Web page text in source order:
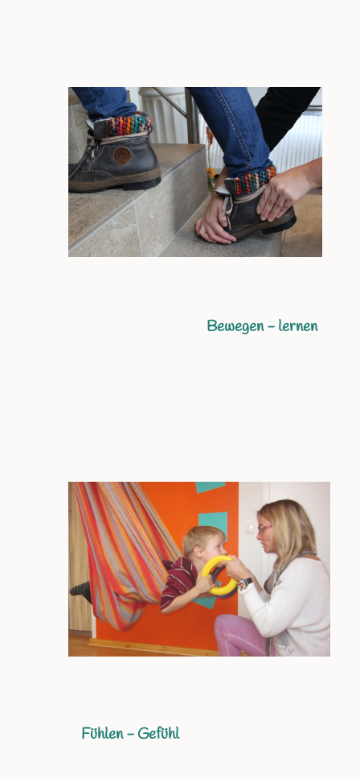
Bewegen - lernen
Fühlen - Gefühl